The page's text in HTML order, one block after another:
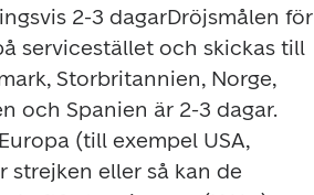
2-3 dagarDröjsmålen för
servicestället och skickas till
Storbritannien, Norge,
(till exempel USA,
strejken eller så kan de